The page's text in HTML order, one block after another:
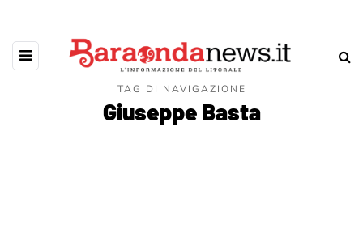
TAG DI NAVIGAZIONE
Giuseppe Basta